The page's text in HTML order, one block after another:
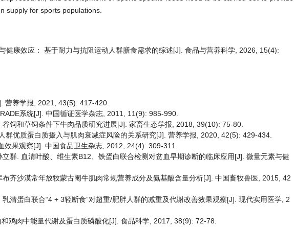
supply for sports populations.
健康效应： 基于耐力与抗阻运动人群膳食需求的综述[J]. 食品与营养科学, 2026, 15(4):
营养学报, 2021, 43(5): 417-420.
系统[J]. 中国循证医学杂志, 2011, 11(9): 985-990.
饲和草饲条件下牛肉品质研究进展[J]. 家畜生态学报, 2018, 39(10): 75-80.
群优质蛋白质摄入与肌肉衰减症风险的关系研究[J]. 营养学报, 2020, 42(5): 429-434.
果观察[J]. 中国食品卫生杂志, 2012, 24(4): 309-311.
群. 血清叶酸、维生素B12、铁蛋白联合检测对贫血早期诊断的临床应用[J]. 微量元素与健
齐沙漠常年放牧蒙古阉牛肌肉常规营养成分及氨基酸含量分析[J]. 中国畜牧兽医, 2015, 42
清蛋白联合“4 + 3轻断食”对超重/肥胖人群的减重及代谢改善效果观察[J]. 现代实用医学, 2
鸡肉中能量代谢及蛋白质磷酸化[J]. 食品科学, 2017, 38(9): 72-78.